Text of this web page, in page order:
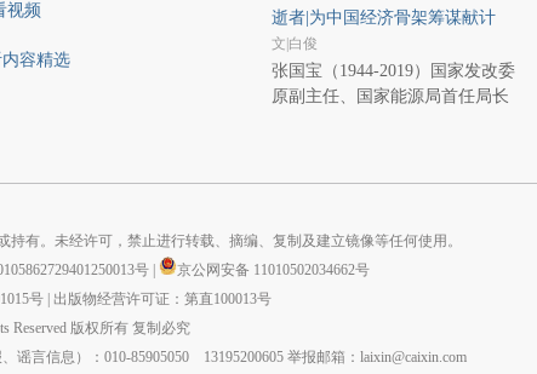
视频
容精选
逝者|为中国经济骨架筹谋献计
文|白俊
张国宝（1944-2019）国家发改委
原副主任、国家能源局首任局长
有。未经许可，禁止进行转载、摘编、复制及建立镜像等任何使用。
号
京公网安备 11010502034662号
号 出版物经营许可证：第直100013号
Reserved 版权所有 复制必究
言信息）：010-85905050 13195200605 举报邮箱：laixin@caixin.com